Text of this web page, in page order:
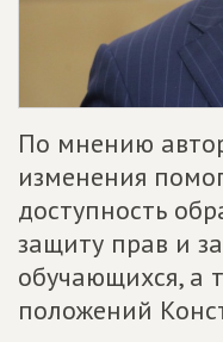
По мнению
изменения
доступность
защиту прав и
обучающихся, а
положений